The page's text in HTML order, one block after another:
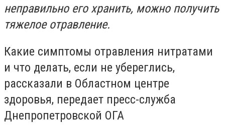
неправильно его хранить, можно получить
тяжелое отравление.
Какие симптомы отравления нитратами
и что делать, если не убереглись,
рассказали в Областном центре
здоровья, передает пресс-служба
Днепропетровской ОГА